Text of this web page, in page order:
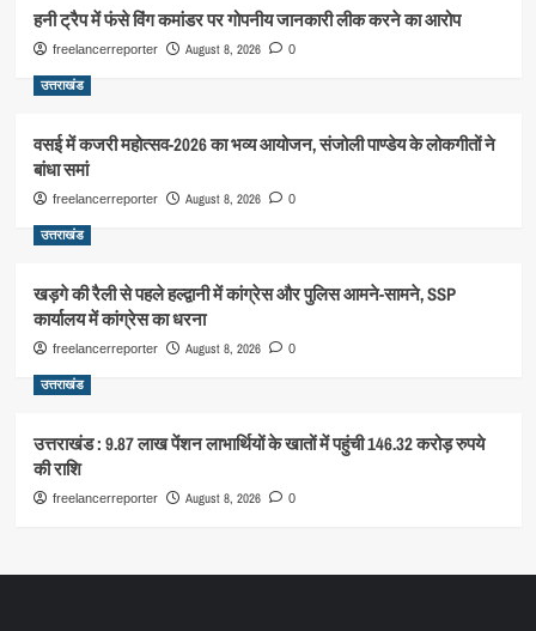
हनी ट्रैप में फंसे विंग कमांडर पर गोपनीय जानकारी लीक करने का आरोप
freelancerreporter August 8, 2026 0
उत्तराखंड
वसई में कजरी महोत्सव-2026 का भव्य आयोजन, संजोली पाण्डेय के लोकगीतों ने
बांधा समां
freelancerreporter August 8, 2026 0
उत्तराखंड
खड़गे की रैली से पहले हल्द्वानी में कांग्रेस और पुलिस आमने-सामने, SSP
कार्यालय में कांग्रेस का धरना
freelancerreporter August 8, 2026 0
उत्तराखंड
उत्तराखंड : 9.87 लाख पेंशन लाभार्थियों के खातों में पहुंची 146.32 करोड़ रुपये
की राशि
freelancerreporter August 8, 2026 0